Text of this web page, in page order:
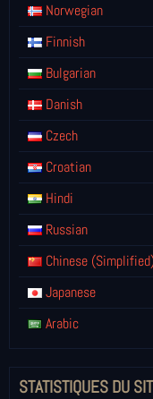
Norwegian
Finnish
Bulgarian
Danish
Czech
Croatian
Hindi
Russian
Chinese
Japanese
Arabic
STATISTIQUES DU